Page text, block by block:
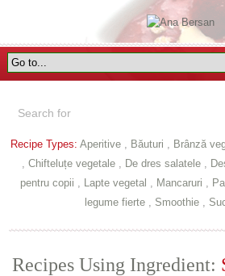
Recipe Types: Aperitive , Băuturi , Brânză
, Chifteluțe vegetale , De dres salatele ,
pentru copii , Lapte vegetal , Mancaruri ,
legume fierte, Smoothie,
Recipes Using Ingredient: